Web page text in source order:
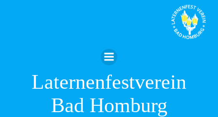
Laternenfestverein
Bad Homburg